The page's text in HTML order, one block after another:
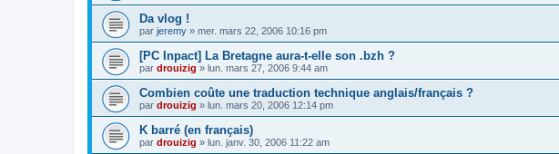
Da vlog !
par jeremy » mer. mars 22, 2006 10:16 pm
[PC Inpact] La Bretagne aura-t-elle son .bzh ?
par drouizig » lun. mars 27, 2006 9:44 am
Combien coûte une traduction technique anglais/français ?
par drouizig » lun. mars 20, 2006 12:14 pm
K barré (en français)
par drouizig » lun. janv. 30, 2006 11:22 am